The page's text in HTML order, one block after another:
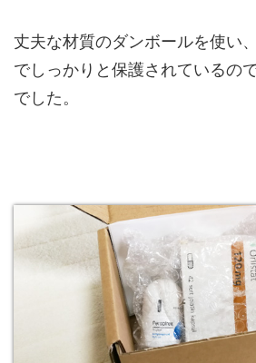
丈夫な材質のダンボールを使い
でしっかりと保護されているの
でした。